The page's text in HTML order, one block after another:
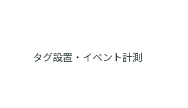
タグ設置・イベント計測